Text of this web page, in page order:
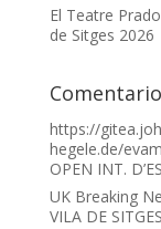
El Teatre
de Sitges 2026
https://
hegele.de/
OPEN INT.
UK Breaking
VILA DE SITGES